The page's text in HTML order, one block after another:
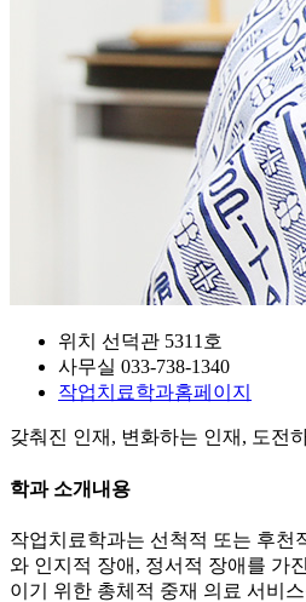
위치
선덕관 5311호
사무실 033-738-1340
작업치료학과홈페이지
갖춰진 인재, 변화하는 인재, 도전
학과 소개내용
작업치료학과는 선척적 또는 후천
와 인지적 장애, 정서적 장애를 가
이기 위한 총체적 중재 의료 서비